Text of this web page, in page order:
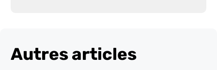
Autres articles